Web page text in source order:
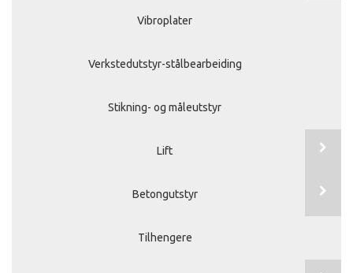
Vibroplater
Verkstedutstyr-stålbearbeiding
Stikning- og måleutstyr
Lift
Betongutstyr
Tilhengere